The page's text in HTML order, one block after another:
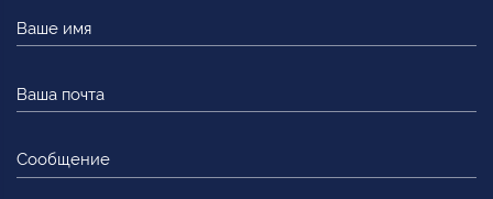
имя
почта
Сообщение